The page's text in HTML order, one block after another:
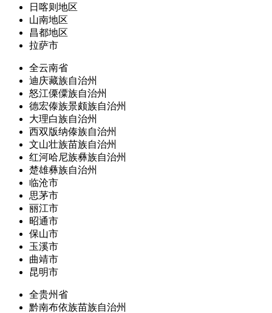
日喀则地区
山南地区
昌都地区
拉萨市
全云南省
迪庆藏族自治州
怒江傈僳族自治州
德宏傣族景颇族自治州
大理白族自治州
西双版纳傣族自治州
文山壮族苗族自治州
红河哈尼族彝族自治州
楚雄彝族自治州
临沧市
思茅市
丽江市
昭通市
保山市
玉溪市
曲靖市
昆明市
全贵州省
黔南布依族苗族自治州